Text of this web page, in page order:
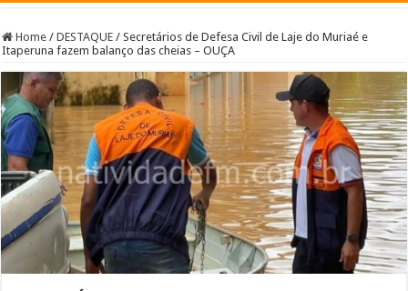
Home / DESTAQUE / Secretários de Defesa Civil de Laje do Muriaé e
Itaperuna fazem balanço das cheias – OUÇA